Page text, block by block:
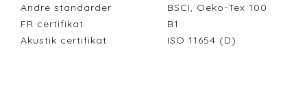
Andre standarder
BSCI, Oeko-Tex 100
FR certifikat
B1
Akustik certifikat
ISO 11654 (D)